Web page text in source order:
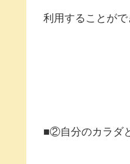
利用することがで
■②自分のカラダ